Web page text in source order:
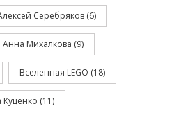
Серебряков (6)
Анна Михалкова (9)
Вселенная LEGO (18)
(11)